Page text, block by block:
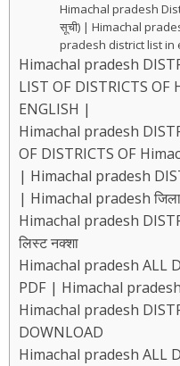
Himachal pradesh
सूची) | Himachal
pradesh district list in
Himachal pradesh
LIST OF DISTRICTS
ENGLISH |
Himachal pradesh
OF DISTRICTS OF
| Himachal pradesh
| Himachal pradesh
Himachal pradesh
लिस्ट नक्शा
Himachal pradesh ALL
PDF | Himachal
Himachal pradesh
DOWNLOAD
Himachal pradesh ALL